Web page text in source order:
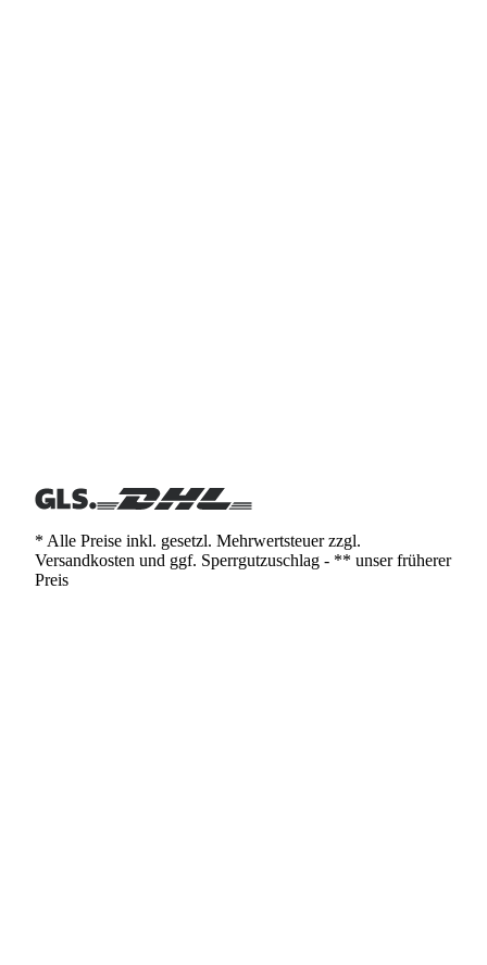
* Alle Preise inkl. gesetzl. Mehrwertsteuer zzgl.
Versandkosten und ggf. Sperrgutzuschlag - ** unser früherer
Preis